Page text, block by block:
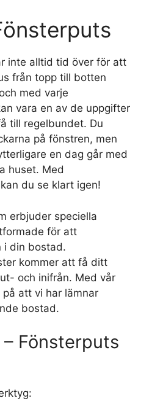
inte alltid tid över för att
från topp till botten
med varje
vara en av de uppgifter
till regelbundet. Du
på fönstren, men
en dag går med
huset. Med
du se klart igen!
erbjuder speciella
för att
i din bostad.
kommer att få ditt
och inifrån. Med vår
att vi har lämnar
bostad.
Fönsterputs